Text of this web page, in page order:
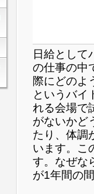
日給として
の仕事の中
際にどのよ
というバイ
れる会場で
がないかど
たり、体調
います。こ
す。なぜな
が1年間の